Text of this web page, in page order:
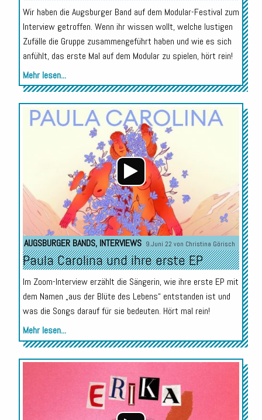
Wir haben die Augsburger Band auf dem Modular-Festival zum
Interview getroffen. Wenn ihr wissen wollt, welche lustigen
Zufälle die Gruppe zusammengeführt haben und wie es sich
anfühlt, das erste Mal auf dem Modular zu spielen, hört rein!
Mehr lesen...
Audio-
Player
AUGSBURGER BANDS, INTERVIEWS 9.Juni 22 von Christina Görisch
Paula Carolina und ihre erste EP
Im Zoom-Interview erzählt die Sängerin, wie ihre erste EP mit
dem Namen „aus der Blüte des Lebens“ entstanden ist und
was die Songs darauf für sie bedeuten. Hört mal rein!
Mehr lesen...
Audio-
Player